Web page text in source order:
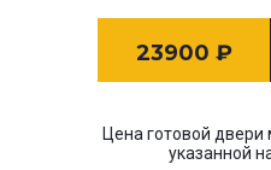
23900 ₽
Цена готовой двери
указанной